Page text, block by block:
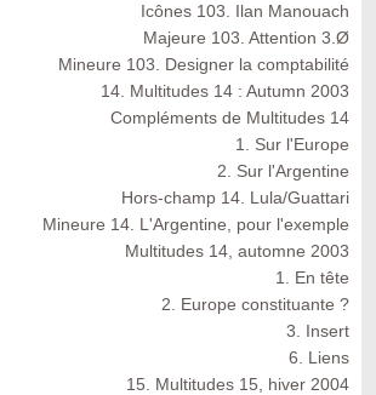
Icônes 103. Ilan Manouach
Majeure 103. Attention 3.Ø
Mineure 103. Designer la comptabilité
14. Multitudes 14 : Autumn 2003
Compléments de Multitudes 14
1. Sur l'Europe
2. Sur l'Argentine
Hors-champ 14. Lula/Guattari
Mineure 14. L'Argentine, pour l'exemple
Multitudes 14, automne 2003
1. En tête
2. Europe constituante ?
3. Insert
6. Liens
15. Multitudes 15, hiver 2004